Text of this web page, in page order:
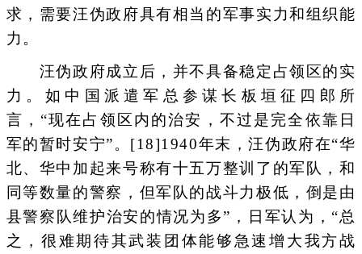
求，需要汪伪政府具有相当的军事实力和组织能
力。
汪伪政府成立后，并不具备稳定占领区的实
力。如中国派遣军总参谋长板垣征四郎所
言，“现在占领区内的治安，不过是完全依靠日
军的暂时安宁”。[18]1940年末，汪伪政府在“华
北、华中加起来号称有十五万整训了的军队，和
同等数量的警察，但军队的战斗力极低，倒是由
县警察队维护治安的情况为多”，日军认为，“总
之，很难期待其武装团体能够急速增大我方战